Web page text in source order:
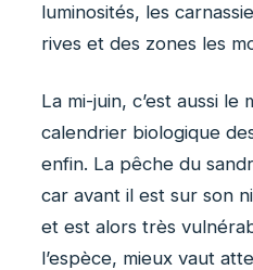
luminosités, les
rives et des zones les
La mi-juin, c’est aussi le
calendrier biologique
enfin. La pêche du
car avant il est sur son
et est alors très
l’espèce, mieux vaut